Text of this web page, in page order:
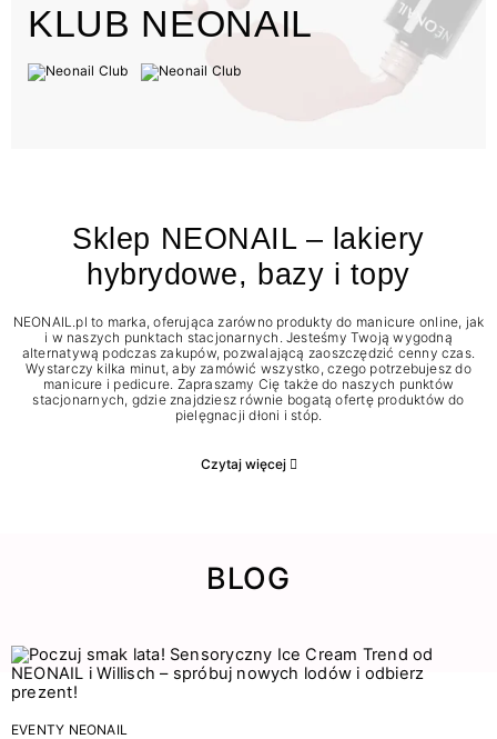
KLUB NEONAIL
Sklep NEONAIL – lakiery
hybrydowe, bazy i topy
NEONAIL.pl to marka, oferująca zarówno produkty do manicure online, jak
i w naszych punktach stacjonarnych. Jesteśmy Twoją wygodną
alternatywą podczas zakupów, pozwalającą zaoszczędzić cenny czas.
Wystarczy kilka minut, aby zamówić wszystko, czego potrzebujesz do
manicure i pedicure. Zapraszamy Cię także do naszych punktów
stacjonarnych, gdzie znajdziesz równie bogatą ofertę produktów do
pielęgnacji dłoni i stóp.
Czytaj więcej
BLOG
EVENTY NEONAIL